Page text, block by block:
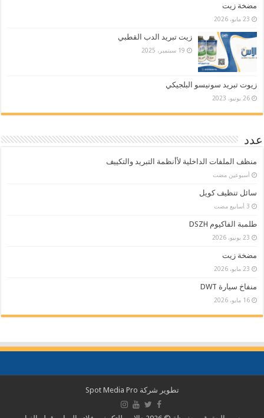
مضخة زيت
23 مايو، 2026
زيت تبريد الدب القطبي
19 سبتمبر، 2025
زيوت تبريد سونيسو البلجيكي
26 يونيو، 2023
عدد
منظف الملفات الداخلية لأأنظمة التبريد والتكييف
‏أسبوعين مضت
سائل تنظيف كويل
طلمبة الفاكيوم DSZH
23 يونيو، 2026
مضخة زيت
23 مايو، 2026
منفاخ سيارة DWT
16 مايو، 2026
تطوير شركة Spot Media Pro